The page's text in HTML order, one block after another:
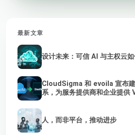
最新文章
设计未来：可信 AI 与主权云
CloudSigma 和 evoila 宣布
系，为服务提供商和企业提供
人，而非平台，推动进步